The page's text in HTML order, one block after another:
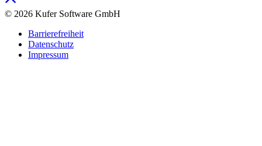
© 2026 Kufer Software GmbH
Barrierefreiheit
Datenschutz
Impressum